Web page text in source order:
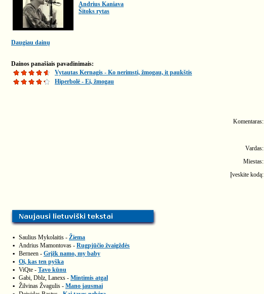
Andrius Kaniava
Šitoks rytas
Daugiau dainų
Dainos panašiais pavadinimais:
Vytautas Kernagis - Ko nerimsti, žmogau, it paukštis
Hiperbolė - Ei, žmogau
Komentaras:
Vardas:
Miestas:
Įveskite kodą:
▪ Saulius Mykolaitis - Žiema
▪ Andrius Mamontovas - Rugpjūčio žvaigždės
▪ Berneen - Grįžk namo, my baby
▪ Oi, kas ten pyška
▪ ViQte - Tavo kūnu
▪ Gabi, Dblz, Lanexs - Mintimis atgal
▪ Žilvinas Žvagulis - Mano jausmai